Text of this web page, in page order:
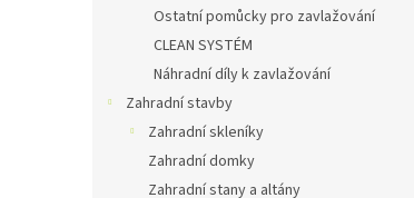
Ostatní pomůcky pro zavlažování
CLEAN SYSTÉM
Náhradní díly k zavlažování
Zahradní stavby
Zahradní skleníky
Zahradní domky
Zahradní stany a altány